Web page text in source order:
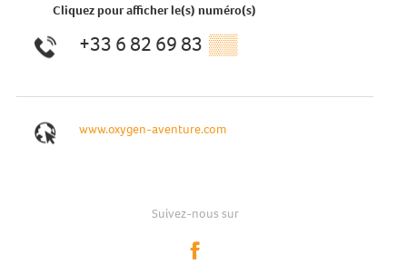
Cliquez pour afficher le(s) numéro(s)
+33 6 82 69 83 ▒▒
www.oxygen-aventure.com
Suivez-nous sur